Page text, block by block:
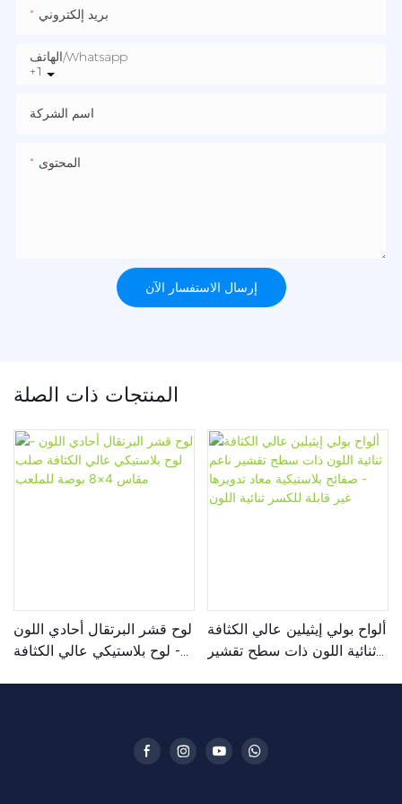
بريد إلكتروني
+1
الهاتف/whatsapp
اسم الشركة
المحتوى
إرسال الاستفسار الآن
المنتجات ذات الصلة
لوح قشر البرتقال أحادي اللون
- لوح بلاستيكي عالي الكثافة
ألواح بولي إيثيلين عالي الكثافة
ثنائية اللون ذات سطح تقشير